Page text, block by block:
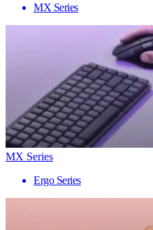
MX Series
MX Series
Ergo Series